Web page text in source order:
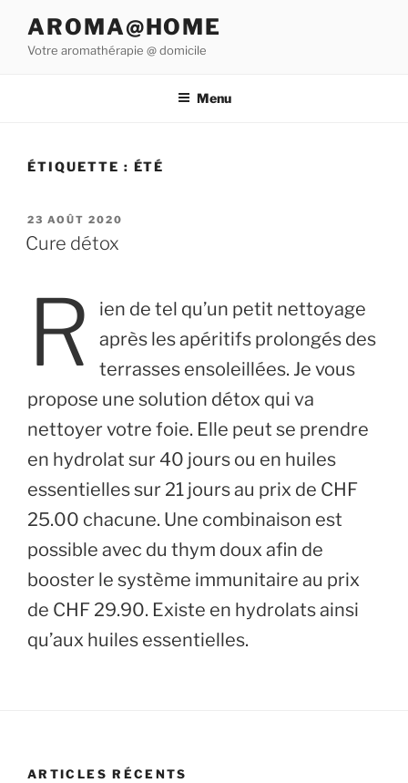
contenu
AROMA@HOME
Votre aromathérapie @ domicile
Menu
ÉTIQUETTE : ÉTÉ
PUBLIÉ
LE
23 AOÛT 2020
Cure détox
R
ien de tel qu’un petit nettoyage
après les apéritifs prolongés des
terrasses ensoleillées. Je vous
propose une solution détox qui va
nettoyer votre foie. Elle peut se prendre
en hydrolat sur 40 jours ou en huiles
essentielles sur 21 jours au prix de CHF
25.00 chacune. Une combinaison est
possible avec du thym doux afin de
booster le système immunitaire au prix
de CHF 29.90. Existe en hydrolats ainsi
qu’aux huiles essentielles.
ARTICLES RÉCENTS